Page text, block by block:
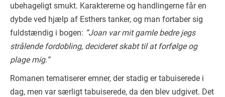
ubehageligt smukt. Karaktererne og handlingerne får en
dybde ved hjælp af Esthers tanker, og man fortaber sig
fuldstændig i bogen: ”Joan var mit gamle bedre jegs
strålende fordobling, decideret skabt til at forfølge og
plage mig.”
Romanen tematiserer emner, der stadig er tabuiserede i
dag, men var særligt tabuiserede, da den blev udgivet. Det